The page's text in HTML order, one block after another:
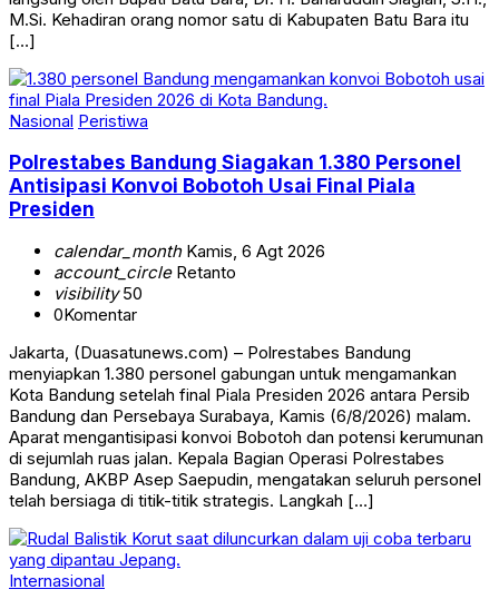
M.Si. Kehadiran orang nomor satu di Kabupaten Batu Bara itu
[…]
Nasional Peristiwa
Polrestabes Bandung Siagakan 1.380 Personel
Antisipasi Konvoi Bobotoh Usai Final Piala
Presiden
calendar_monthKamis, 6 Agt 2026
account_circleRetanto
visibility50
0Komentar
Jakarta, (Duasatunews.com) – Polrestabes Bandung
menyiapkan 1.380 personel gabungan untuk mengamankan
Kota Bandung setelah final Piala Presiden 2026 antara Persib
Bandung dan Persebaya Surabaya, Kamis (6/8/2026) malam.
Aparat mengantisipasi konvoi Bobotoh dan potensi kerumunan
di sejumlah ruas jalan. Kepala Bagian Operasi Polrestabes
Bandung, AKBP Asep Saepudin, mengatakan seluruh personel
telah bersiaga di titik-titik strategis. Langkah […]
Internasional